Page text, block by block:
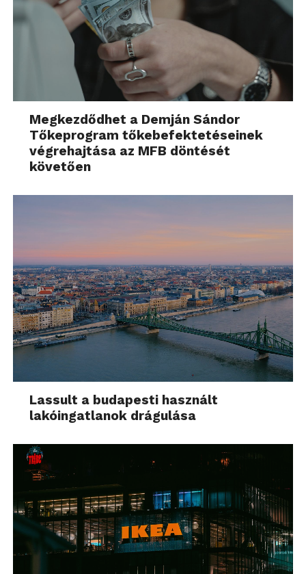
Megkezdődhet a Demján Sándor
Tőkeprogram tőkebefektetéseinek
végrehajtása az MFB döntését
követően
Lassult a budapesti használt
lakóingatlanok drágulása